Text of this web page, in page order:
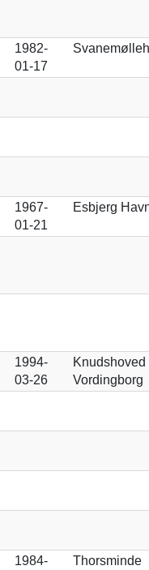
1982-
01-17
1967-
01-21
Esbjerg
1994-
03-26
Knudshoved
Vordingborg
1984-
Thorsminde